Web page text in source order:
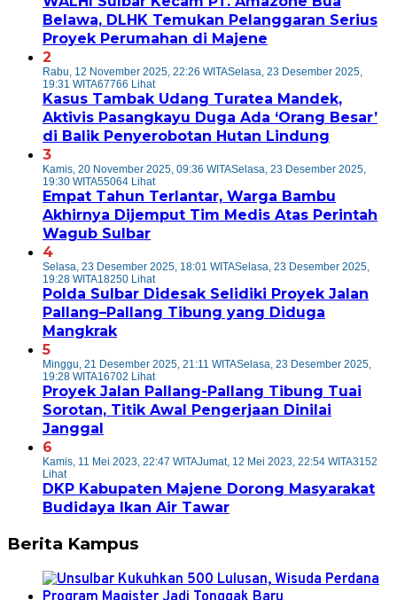
Belawa, DLHK Temukan Pelanggaran Serius
Proyek Perumahan di Majene
2
Rabu, 12 November 2025, 22:26 WITASelasa, 23 Desember 2025,
19:31 WITA67766 Lihat
Kasus Tambak Udang Turatea Mandek,
Aktivis Pasangkayu Duga Ada ‘Orang Besar’
di Balik Penyerobotan Hutan Lindung
3
Kamis, 20 November 2025, 09:36 WITASelasa, 23 Desember 2025,
19:30 WITA55064 Lihat
Empat Tahun Terlantar, Warga Bambu
Akhirnya Dijemput Tim Medis Atas Perintah
Wagub Sulbar
4
Selasa, 23 Desember 2025, 18:01 WITASelasa, 23 Desember 2025,
19:28 WITA18250 Lihat
Polda Sulbar Didesak Selidiki Proyek Jalan
Pallang–Pallang Tibung yang Diduga
Mangkrak
5
Minggu, 21 Desember 2025, 21:11 WITASelasa, 23 Desember 2025,
19:28 WITA16702 Lihat
Proyek Jalan Pallang-Pallang Tibung Tuai
Sorotan, Titik Awal Pengerjaan Dinilai
Janggal
6
Kamis, 11 Mei 2023, 22:47 WITAJumat, 12 Mei 2023, 22:54 WITA3152
Lihat
DKP Kabupaten Majene Dorong Masyarakat
Budidaya Ikan Air Tawar
Berita Kampus